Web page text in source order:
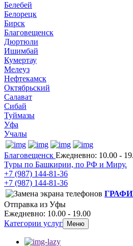
Белебей
Белорецк
Бирск
Благовещенск
Дюртюли
Ишимбай
Кумертау
Мелеуз
Нефтекамск
Октябрьский
Салават
Сибай
Туймазы
Уфа
Учалы
Благовещенск Ежедневно: 10.00 -
Туры по Башкирии, по РФ и Миру.
+7 (987) 144-81-36
+7 (987) 144-81-36
Отправка из Уфы
Ежедневно: 10.00 - 19.00
Категории услуг
Меню